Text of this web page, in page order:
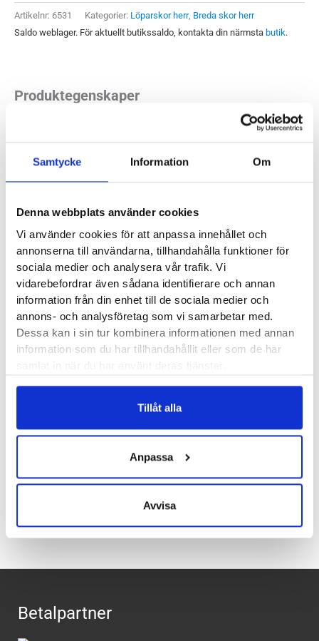
Samtycke Information Om
Denna webbplats använder cookies
Vi använder cookies för att anpassa innehållet och
annonserna till användarna, tillhandahålla funktioner för
sociala medier och analysera vår trafik. Vi
vidarebefordrar även sådana identifierare och annan
information från din enhet till de sociala medier och
annons- och analysföretag som vi samarbetar med.
Dessa kan i sin tur kombinera informationen med annan
information som du har tillhandahållit eller som de har
Tillåt alla
Anpassa
Avvisa
(2E)
Herr
Artikelnr: 6531 Kategorier: Löparskor herr, Breda skor herr
Saldo weblager. För aktuellt butikssaldo, kontakta din närmsta butik.
Produktegenskaper
Brooks Beast GTS 24 Wide är en bred sko med stadigt
pronationsstöd, en modell som är designad och anpassad
mer utrymme då fötterna ofta är bredare. Beast GTS 24 Wide
har samtliga dessa egenskaper och kommer ge dig det stöd
du behöver både på dina löprundor och dina promenader.
Läst:Bred (2E)
Fotvalv:
Normala, låga
Vikt: 351 g
Höjd:Häl mm – Framfot mm
Stockholm Hornstull,Stockholm Odengatan
Örnsköldsvik,Östersund
Betalpartner